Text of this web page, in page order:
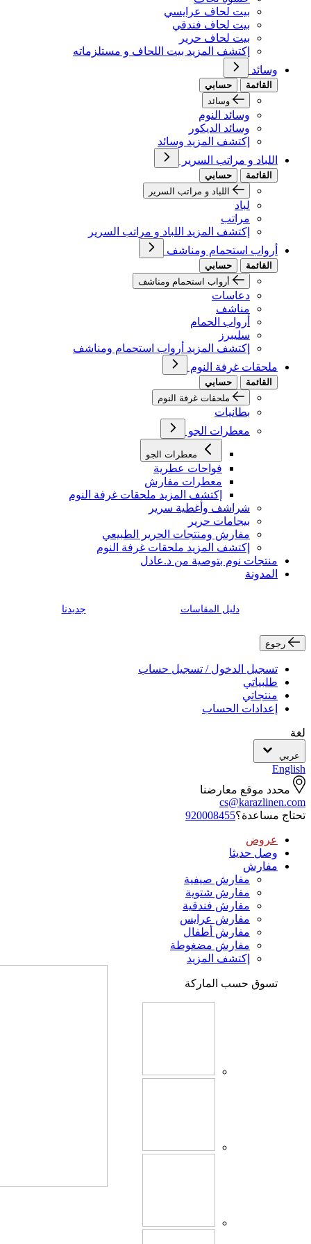
بيت لحاف عرايسي
بيت لحاف فندقي
بيت لحاف حرير
إكتشف المزيد بيت اللحاف و مستلزماته
وسائد
القائمة
حسابي
وسائد
وسائد النوم
وسائد الديكور
إكتشف المزيد وسائد
اللباد و مراتب السرير
القائمة
حسابي
اللباد و مراتب السرير
لباد
مراتب
إكتشف المزيد اللباد و مراتب السرير
أرواب استحمام ومناشف
القائمة
حسابي
أرواب استحمام ومناشف
دعاسات
مناشف
أرواب الحمام
سليبرز
إكتشف المزيد أرواب استحمام ومناشف
ملحقات غرفة النوم
القائمة
حسابي
ملحقات غرفة النوم
بطانيات
معطرات الجو
معطرات الجو
فواحات عطرية
معطرات مفارش
إكتشف المزيد ملحقات غرفة النوم
شراشف وأغطية سرير
بيجامات حرير
مفارش ومنتجات الحرير الطبيعي
إكتشف المزيد ملحقات غرفة النوم
منتجات نوم بتوصية من د.عادل
المدونة
دليل المقاسات جديدنا
رجوع
تسجيل الدخول / تسجيل حساب
طلبياتي
منتجاتي
إعدادات الحساب
لغة
عربي
English
محدد موقع معارضنا
cs@karazlinen.com
تحتاج مساعدة؟920008455
عروض
وصل حديثا
مفارش
مفارش صيفية
مفارش شتوية
مفارش فندقية
مفارش عرايس
مفارش أطفال
مفارش مضغوطة
إكتشف المزيد
تسوق حسب الماركة